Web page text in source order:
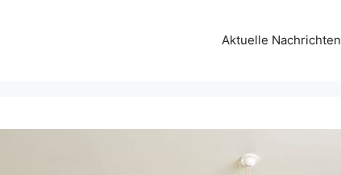
Aktuelle Nachrichten